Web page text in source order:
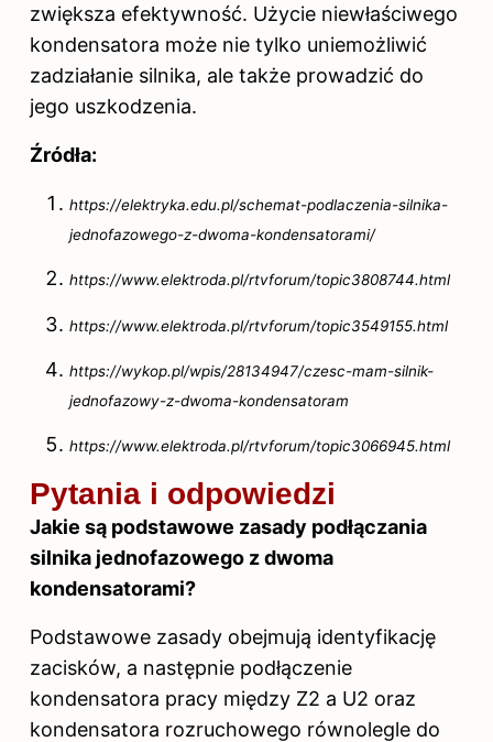
zwiększa efektywność. Użycie niewłaściwego
kondensatora może nie tylko uniemożliwić
zadziałanie silnika, ale także prowadzić do
jego uszkodzenia.
Źródła:
https://elektryka.edu.pl/schemat-podlaczenia-silnika-
jednofazowego-z-dwoma-kondensatorami/
https://www.elektroda.pl/rtvforum/topic3808744.html
https://www.elektroda.pl/rtvforum/topic3549155.html
https://wykop.pl/wpis/28134947/czesc-mam-silnik-
jednofazowy-z-dwoma-kondensatoram
https://www.elektroda.pl/rtvforum/topic3066945.html
Pytania i odpowiedzi
Jakie są podstawowe zasady podłączania
silnika jednofazowego z dwoma
kondensatorami?
Podstawowe zasady obejmują identyfikację
zacisków, a następnie podłączenie
kondensatora pracy między Z2 a U2 oraz
kondensatora rozruchowego równolegle do